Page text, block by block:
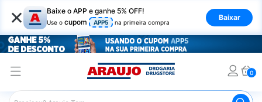
× Baixe o APP e ganhe 5% OFF!
Use o cupom APP5 na primeira compra
Baixar
0